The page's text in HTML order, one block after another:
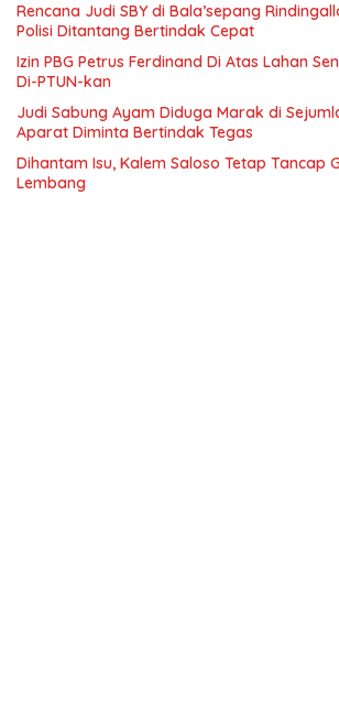
Rencana Judi SBY di Bala’sepang
Polisi Ditantang Bertindak Cepat
Izin PBG Petrus Ferdinand Di Atas Lahan
Di-PTUN-kan
Judi Sabung Ayam Diduga Marak di
Aparat Diminta Bertindak Tegas
Dihantam Isu, Kalem Saloso Tetap Tancap
Lembang